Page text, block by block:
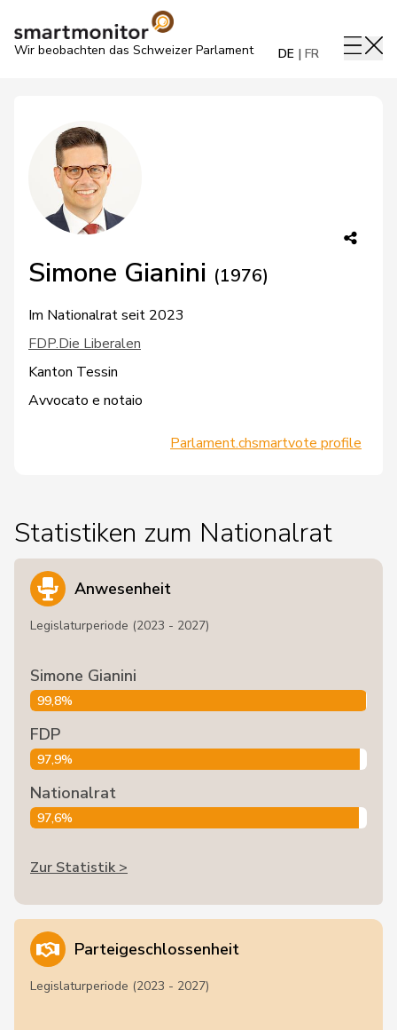
Wir beobachten das Schweizer Parlament DE FR
Simone Gianini (1976)
Im Nationalrat seit 2023
FDP.Die Liberalen
Kanton Tessin
Avvocato e notaio
Parlament.chsmartvote profile
Statistiken zum Nationalrat
Anwesenheit
Legislaturperiode (2023 - 2027)
Simone Gianini
99,8%
FDP
97,9%
Nationalrat
97,6%
Zur Statistik >
Parteigeschlossenheit
Legislaturperiode (2023 - 2027)